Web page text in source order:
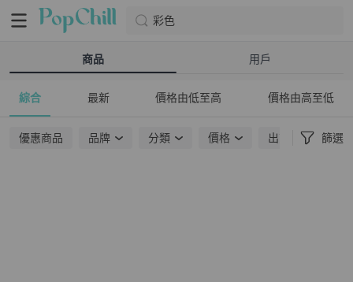
彩色
商品 用戶
綜合 最新 價格由低至高 價格由高至低
優惠商品 品牌 分類 價格 出貨地點 篩選